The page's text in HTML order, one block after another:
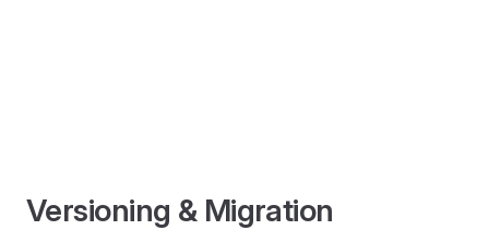
Versioning & Migration